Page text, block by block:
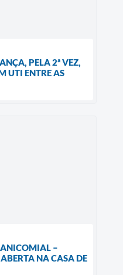
PELA 2ª VEZ,
UTI ENTRE AS
–
NA CASA DE